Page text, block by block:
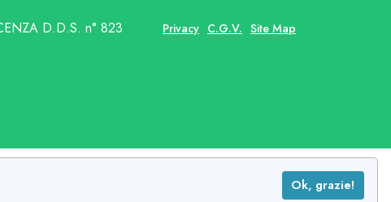
Ok, grazie!
D.D.S. n° 823 Privacy C.G.V. Site Map